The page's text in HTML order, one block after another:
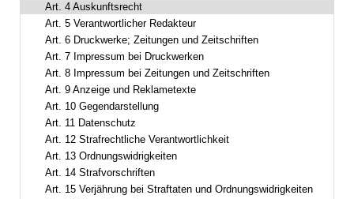
Art. 4 Auskunftsrecht
Art. 5 Verantwortlicher Redakteur
Art. 6 Druckwerke; Zeitungen und Zeitschriften
Art. 7 Impressum bei Druckwerken
Art. 8 Impressum bei Zeitungen und Zeitschriften
Art. 9 Anzeige und Reklametexte
Art. 10 Gegendarstellung
Art. 11 Datenschutz
Art. 12 Strafrechtliche Verantwortlichkeit
Art. 13 Ordnungswidrigkeiten
Art. 14 Strafvorschriften
Art. 15 Verjährung bei Straftaten und Ordnungswidrigkeiten